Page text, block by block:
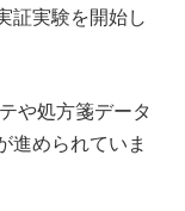
証実験を開始し
や処方箋データ
進められていま